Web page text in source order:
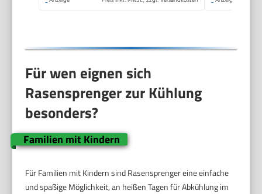
Für wen eignen sich
Rasensprenger zur Kühlung
besonders?
Familien mit Kindern
Für Familien mit Kindern sind Rasensprenger eine einfache
und spaßige Möglichkeit, an heißen Tagen für Abkühlung im